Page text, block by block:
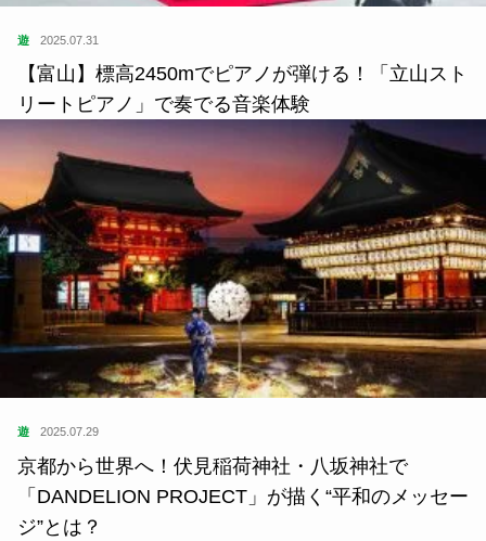
遊 2025.07.31
【富山】標高2450mでピアノが弾ける！「立山スト
リートピアノ」で奏でる音楽体験
遊 2025.07.29
京都から世界へ！伏見稲荷神社・八坂神社で
「DANDELION PROJECT」が描く“平和のメッセー
ジ”とは？